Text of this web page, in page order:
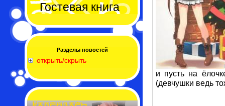
Гостевая книга
Разделы новостей
открыть/скрыть
и пусть на
(девчушки ведь